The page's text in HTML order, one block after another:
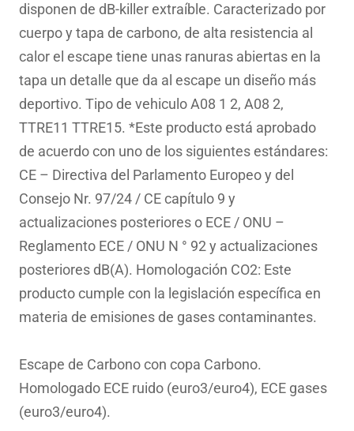
disponen de dB-killer extraíble. Caracterizado por
cuerpo y tapa de carbono, de alta resistencia al
calor el escape tiene unas ranuras abiertas en la
tapa un detalle que da al escape un diseño más
deportivo. Tipo de vehiculo A08 1 2, A08 2,
TTRE11 TTRE15. *Este producto está aprobado
de acuerdo con uno de los siguientes estándares:
CE – Directiva del Parlamento Europeo y del
Consejo Nr. 97/24 / CE capítulo 9 y
actualizaciones posteriores o ECE / ONU –
Reglamento ECE / ONU N ° 92 y actualizaciones
posteriores dB(A). Homologación CO2: Este
producto cumple con la legislación específica en
materia de emisiones de gases contaminantes.
Escape de Carbono con copa Carbono.
Homologado ECE ruido (euro3/euro4), ECE gases
(euro3/euro4).